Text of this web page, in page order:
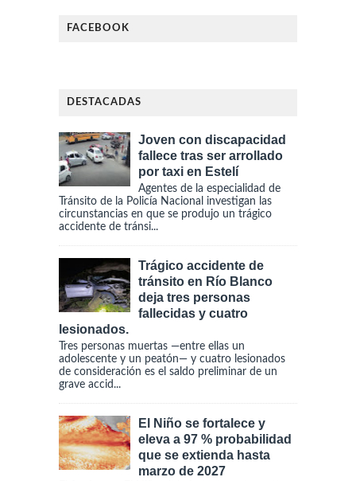
FACEBOOK
DESTACADAS
Joven con discapacidad
fallece tras ser arrollado
por taxi en Estelí
Agentes de la especialidad de
Tránsito de la Policía Nacional investigan las
circunstancias en que se produjo un trágico
accidente de tránsi...
Trágico accidente de
tránsito en Río Blanco
deja tres personas
fallecidas y cuatro
lesionados.
Tres personas muertas —entre ellas un
adolescente y un peatón— y cuatro lesionados
de consideración es el saldo preliminar de un
grave accid...
El Niño se fortalece y
eleva a 97 % probabilidad
que se extienda hasta
marzo de 2027